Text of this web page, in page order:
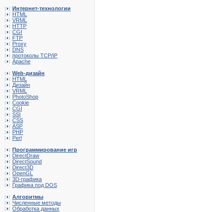
Интернет-технологии
HTML
VRML
HTTP
CGI
FTP
Proxy
DNS
протоколы TCP/IP
Apache
Web-дизайн
HTML
Дизайн
VRML
PhotoShop
Cookie
CGI
SSI
CSS
ASP
PHP
Perl
Программирование игр
DirectDraw
DirectSound
Direct3D
OpenGL
3D-графика
Графика под DOS
Алгоритмы
Численные методы
Обработка данных